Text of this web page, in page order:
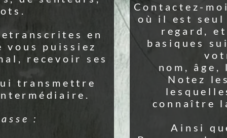
moi, prévoyez une photo
seul et l'on voit bien son
et les informations
suivantes concernant
votre animal :
lieu de résidence.
les questions pour
vous souhaitez
la réponse de votre
animal.
que vos messages.